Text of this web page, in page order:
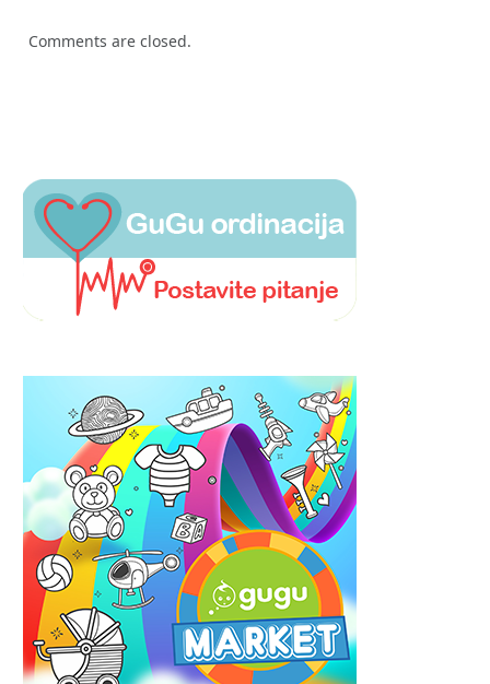
Comments are closed.